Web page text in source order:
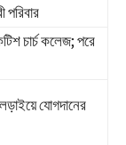
চার্চ কলেজ; পরে
যোগদানের